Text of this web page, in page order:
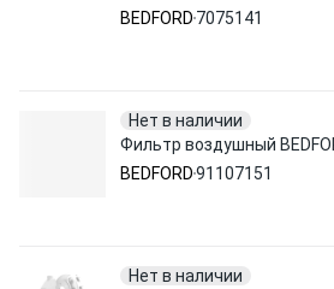
BEDFORD 7075141
Нет в наличии
Фильтр воздушный
BEDFORD91107151
Нет в наличии